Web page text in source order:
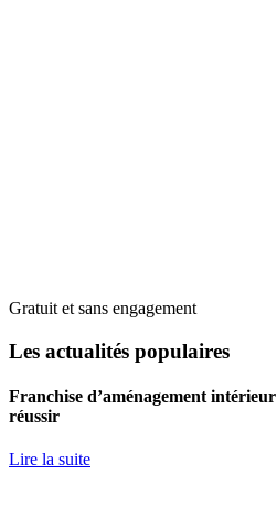
Gratuit et sans engagement
Les actualités populaires
Franchise d’aménagement
réussir
Lire la suite